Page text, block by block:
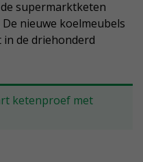
supermarktketen
nieuwe koelmeubels
in de driehonderd
ketenproef met